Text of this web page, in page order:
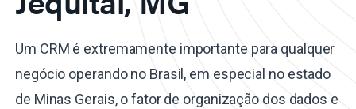
Um CRM é extremamente importante para qualquer
negócio operando no Brasil, em especial no estado
de Minas Gerais, o fator de organização dos dados e